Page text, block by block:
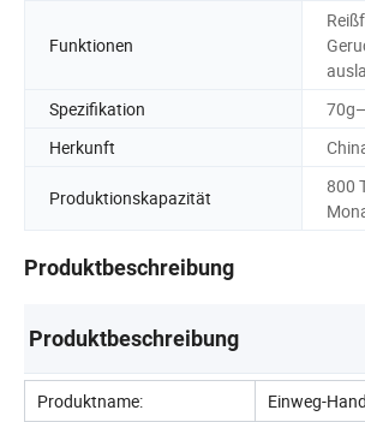
Funktionen
Spezifikation
Herkunft
Produktionskapazität
800
Produktbeschreibung
Produktbeschreibung
Produktname:
Einweg-